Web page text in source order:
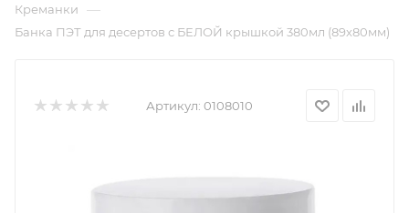
Креманки —
Банка ПЭТ для десертов с БЕЛОЙ крышкой 380мл (89х80мм)
Артикул: 0108010